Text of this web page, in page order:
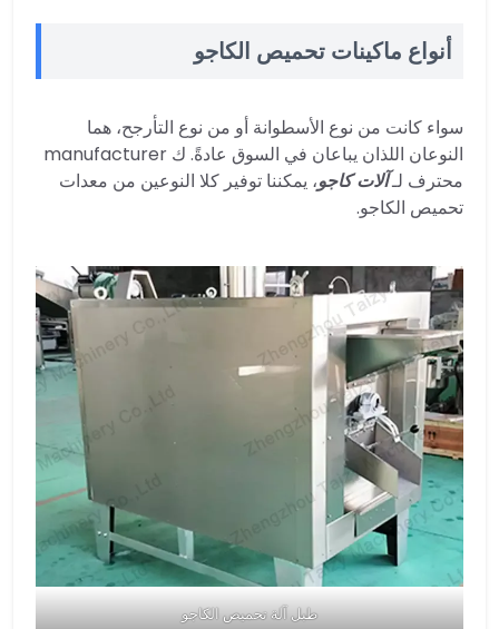
أنواع ماكينات تحميص الكاجو
سواء كانت من نوع الأسطوانة أو من نوع التأرجح، هما
النوعان اللذان يباعان في السوق عادةً. ك manufacturer
محترف لـآلات كاجو، يمكننا توفير كلا النوعين من معدات
تحميص الكاجو.
طبل آلة تحميص الكاجو